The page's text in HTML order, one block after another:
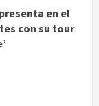
en el
con su tour